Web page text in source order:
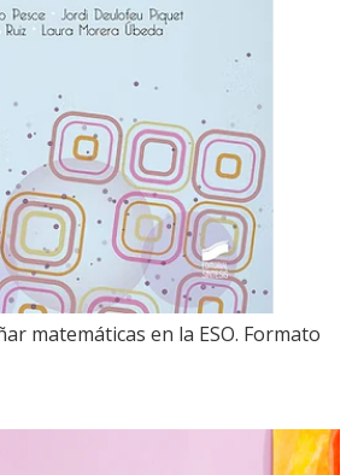
matemáticas en la ESO. Formato